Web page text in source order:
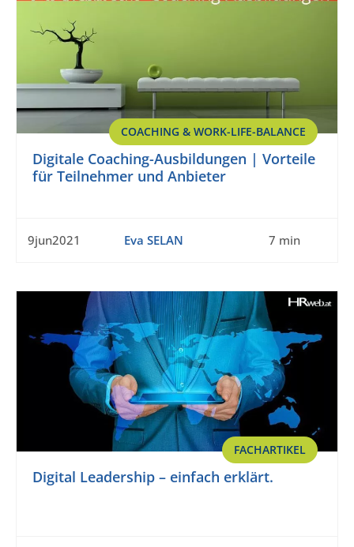
COACHING & WORK-LIFE-BALANCE
Digitale Coaching-Ausbildungen | Vorteile
für Teilnehmer und Anbieter
9jun2021 Eva SELAN 7 min
FACHARTIKEL
Digital Leadership – einfach erklärt.